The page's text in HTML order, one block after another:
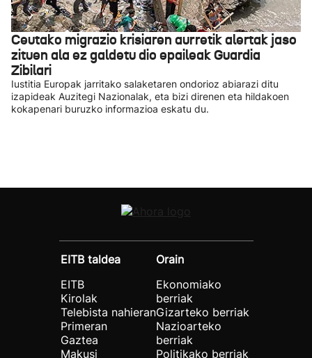
Ceutako migrazio krisiaren aurretik alertak jaso
zituen ala ez galdetu dio epaileak Guardia
Zibilari
Iustitia Europak jarritako salaketaren ondorioz abiarazi ditu
izapideak Auzitegi Nazionalak, eta bizi direnen eta hildakoen
kokapenari buruzko informazioa eskatu du.
EITB taldea
EITB
Kirolak
Telebista nahieran
Primeran
Gaztea
Makusi
Orain
Ekonomiako
berriak
Gizarteko berriak
Nazioarteko
berriak
Politikako berriak